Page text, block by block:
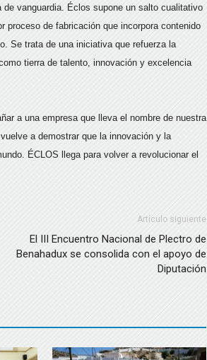
vanguardia. Éclos supone un salto cualitativo
proceso de fabricación que incorpora contenido
Se trata de una iniciativa que refuerza la
tierra de talento, innovación y excelencia
a una empresa que lleva el nombre de nuestra
a demostrar que la innovación y la
ÉCLOS llega para volver a revolucionar el
Artículo siguiente
El III Encuentro Nacional de Plectro de
Benahadux se consolida con el apoyo de
Diputación